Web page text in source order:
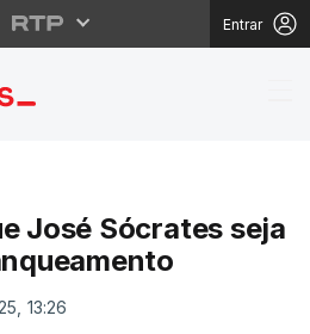
Entrar
que
José Sócrates seja
13:26